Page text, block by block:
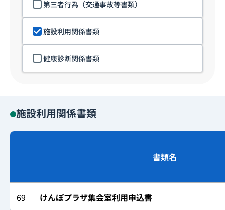
第三者行為（交通事故等書類）
施設利用関係書類
健康診断関係書類
施設利用関係書類
書類名
69 けんぽプラザ集会室利用申込書